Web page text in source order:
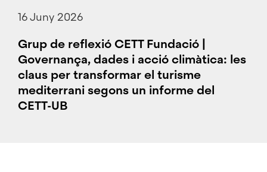
16 Juny 2026
Grup de reflexió CETT Fundació |
Governança, dades i acció climàtica: les
claus per transformar el turisme
mediterrani segons un informe del
CETT-UB